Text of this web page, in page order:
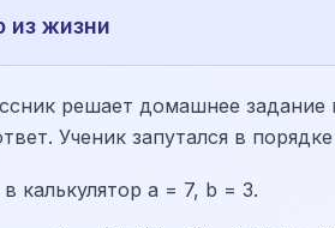
из жизни
решает домашнее задание
Ученик запутался в
калькулятор a = 7, b = 3.